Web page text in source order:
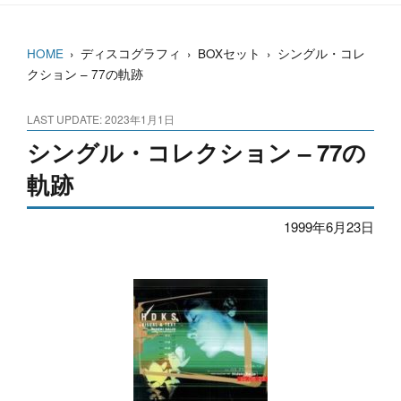
HOME › ディスコグラフィ › BOXセット › シングル・コレ
クション – 77の軌跡
LAST UPDATE: 2023年1月1日
シングル・コレクション – 77の
軌跡
1999年6月23日